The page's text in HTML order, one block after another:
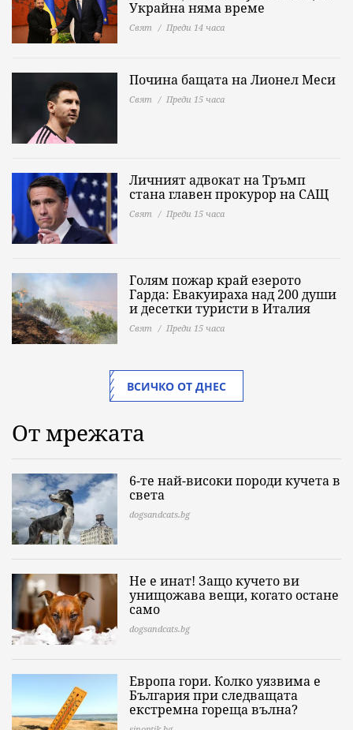
Украйна няма време
Свят Преди 14 часа
Почина бащата на Лионел Меси
Свят Преди 15 часа
Личният адвокат на Тръмп
стана главен прокурор на САЩ
Свят Преди 15 часа
Голям пожар край езерото
Гарда: Евакуираха над 200 души
и десетки туристи в Италия
Свят Преди 15 часа
ВСИЧКО ОТ ДНЕС
От мрежата
6-те най-високи породи кучета в
света
dogsandcats.bg
Не е инат! Защо кучето ви
унищожава вещи, когато остане
само
dogsandcats.bg
Европа гори. Колко уязвима е
България при следващата
екстремна гореща вълна?